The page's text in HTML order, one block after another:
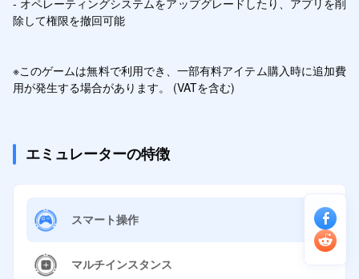
除して権限を撤回可能
※このゲームは無料で利用でき、一部有料アイテム購入時に追加費
用が発生する場合があります。 (VATを含む)
エミュレーターの特徴
スマート操作
マルチインスタンス